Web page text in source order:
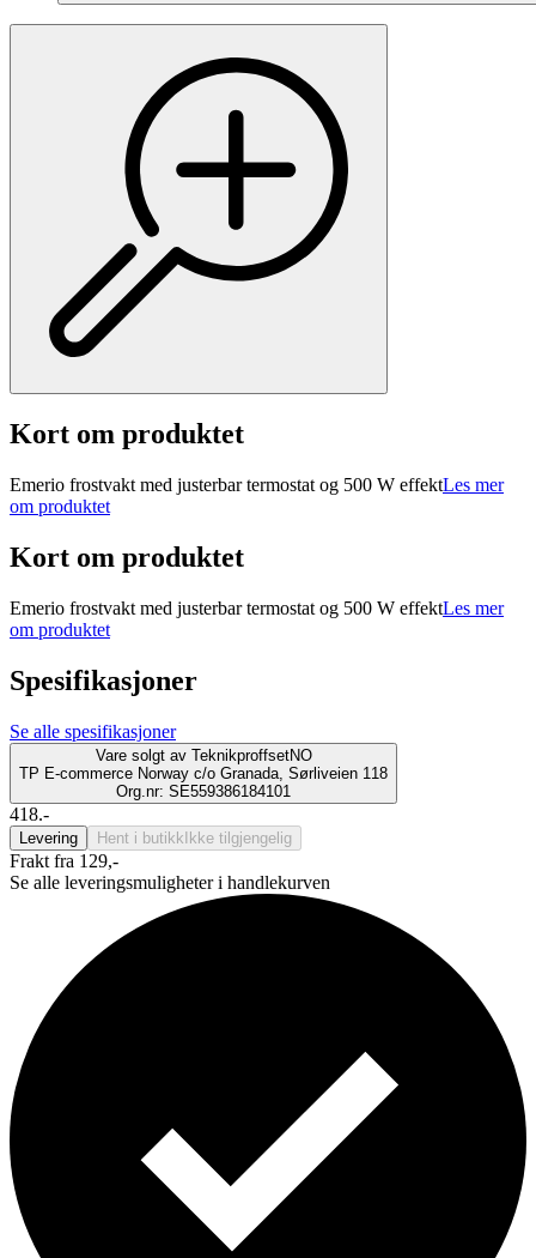
Kort om produktet
Emerio frostvakt med justerbar termostat og 500 W effektLes mer
om produktet
Kort om produktet
Emerio frostvakt med justerbar termostat og 500 W effektLes mer
om produktet
Spesifikasjoner
Se alle spesifikasjoner
Vare solgt av TeknikproffsetNO
TP E-commerce Norway c/o Granada, Sørliveien 118
Org.nr: SE559386184101
418.-
Levering Hent i butikk Ikke tilgjengelig
Frakt fra 129,-
Se alle leveringsmuligheter i handlekurven